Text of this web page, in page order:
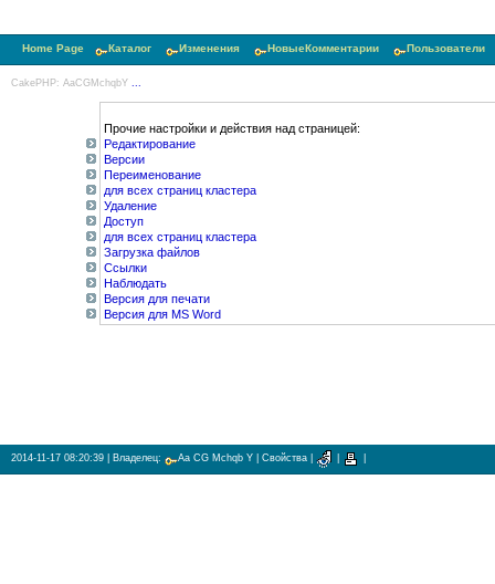
Home Page Каталог Изменения НовыеКомментарии Пользователи
CakePHP: AaCGMchqbY
Прочие настройки и действия над страницей:
Редактирование
Версии
Переименование
для всех страниц кластера
Удаление
Доступ
для всех страниц кластера
Загрузка файлов
Ссылки
Наблюдать
Версия для печати
Версия для MS Word
2014-11-17 08:20:39 | Владелец: Aa CG Mchqb Y Свойства